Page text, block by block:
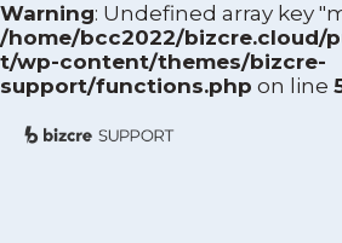
Warning: Undefined array key
/home/bcc2022/bizcre.cloud/
t/wp-content/themes/bizcre-
support/functions.php on line
サポーター
相談を申し
経営全般
組織・人
マーケティング
財務
生産
商店街・